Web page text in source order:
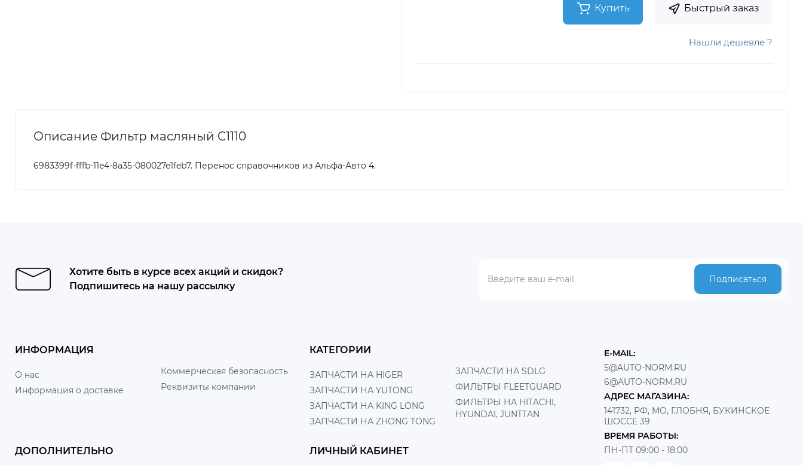
Купить Быстрый заказ
Нашли дешевле ?
Описание Фильтр масляный C1110
6983399f-fffb-11e4-8a35-080027e1feb7. Перенос справочников из Альфа-Авто 4.
Хотите быть в курсе всех акций и скидок?
Подпишитесь на нашу рассылку
Подписаться
ИНФОРМАЦИЯ
О нас
Информация о доставке
Коммерческая безопасность
Реквизиты компании
КАТЕГОРИИ
ЗАПЧАСТИ НА HIGER
ЗАПЧАСТИ НА YUTONG
ЗАПЧАСТИ НА KING LONG
ЗАПЧАСТИ НА ZHONG TONG
ЗАПЧАСТИ НА SDLG
ФИЛЬТРЫ FLEETGUARD
ФИЛЬТРЫ НА HITACHI,
HYUNDAI, JUNTTAN
ДОПОЛНИТЕЛЬНО ЛИЧНЫЙ КАБИНЕТ
E-MAIL:
5@AUTO-NORM.RU
6@AUTO-NORM.RU
АДРЕС МАГАЗИНА:
141732, РФ, МО, Г.ЛОБНЯ, БУКИНСКОЕ
ШОССЕ 39
ВРЕМЯ РАБОТЫ:
ПН-ПТ 09:00 - 18:00